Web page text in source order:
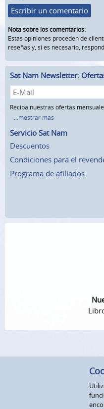
Escribir un comentario
Nota sobre los comentarios:
Estas opiniones proceden de
reseñas y, si es necesario,
Sat Nam Newsletter:
Reciba nuestras ofertas
...mostrar más
Servicio Sat Nam
Descuentos
Condiciones para el
Programa de afiliados